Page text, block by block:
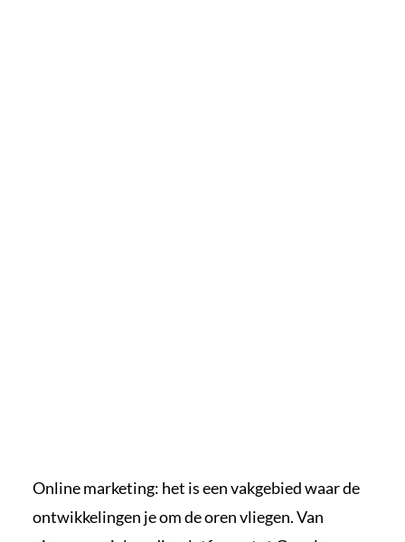
Online marketing: het is een vakgebied waar de
ontwikkelingen je om de oren vliegen. Van